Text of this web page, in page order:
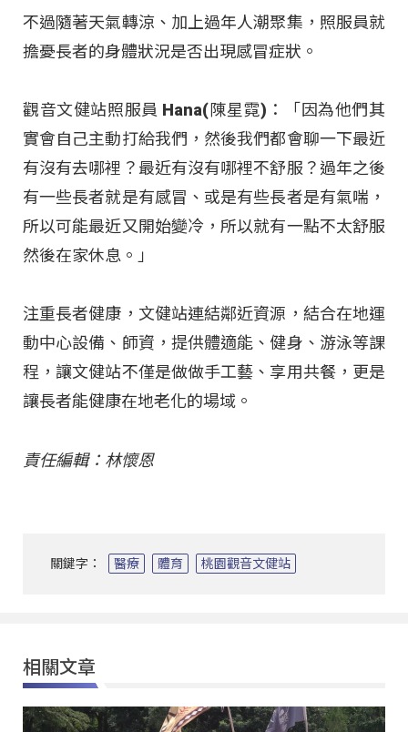
不過隨著天氣轉涼、加上過年人潮聚集，照服員就
擔憂長者的身體狀況是否出現感冒症狀。
觀音文健站照服員 Hana(陳星霓)：「因為他們其
實會自己主動打給我們，然後我們都會聊一下最近
有沒有去哪裡？最近有沒有哪裡不舒服？過年之後
有一些長者就是有感冒、或是有些長者是有氣喘，
所以可能最近又開始變冷，所以就有一點不太舒服
然後在家休息。」
注重長者健康，文健站連結鄰近資源，結合在地運
動中心設備、師資，提供體適能、健身、游泳等課
程，讓文健站不僅是做做手工藝、享用共餐，更是
讓長者能健康在地老化的場域。
責任編輯：林懷恩
關鍵字： 醫療 體育 桃園觀音文健站
相關文章